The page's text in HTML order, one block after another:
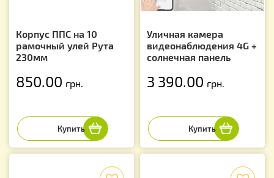
Корпус ППС на 10
рамочный улей Рута
230мм
850.00 грн.
Уличная камера
видеонаблюдения 4G +
солнечная панель
3 390.00 грн.